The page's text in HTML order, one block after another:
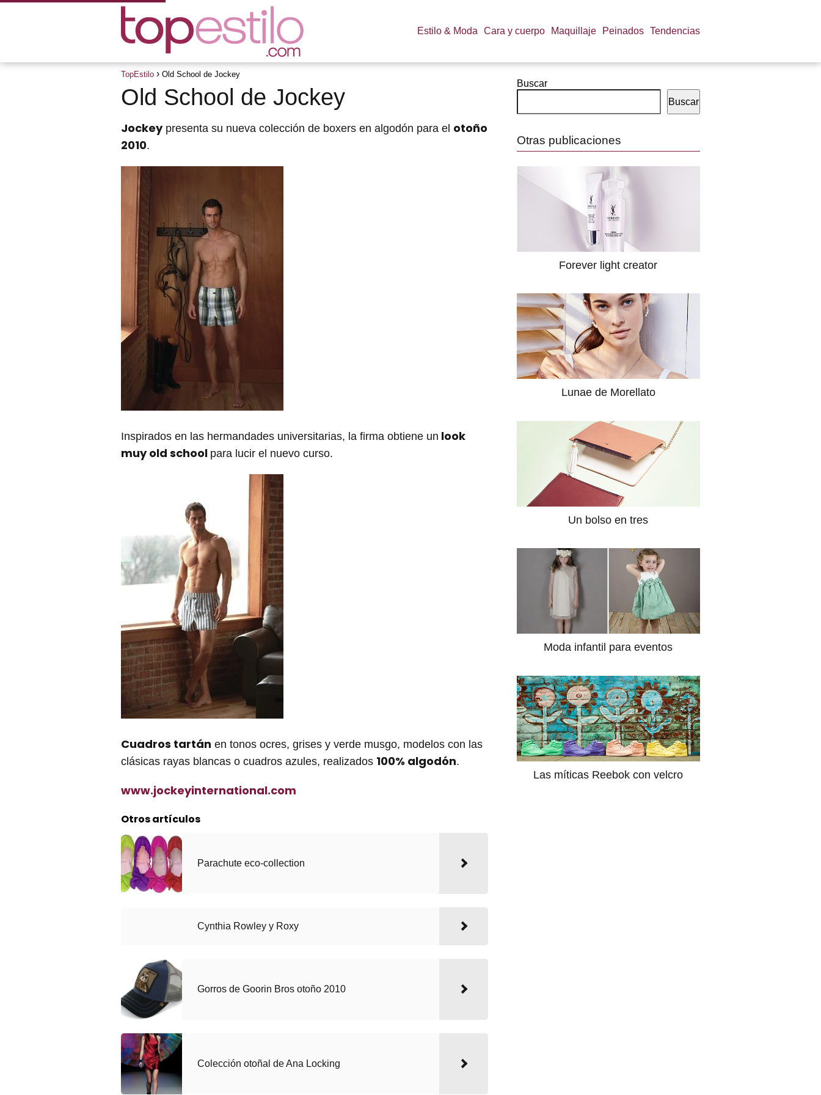
Estilo & Moda Cara y cuerpo Maquillaje Peinados Tendencias
TopEstilo Old School de Jockey
Old School de Jockey
Jockeypresenta su nueva colección de boxers en algodón para el otoño
2010.
Inspirados en las hermandades universitarias, la firma obtiene un look
muy old school para lucir el nuevo curso.
Cuadros tartán en tonos ocres, grises y verde musgo, modelos con las
clásicas rayas blancas o cuadros azules, realizados 100% algodón.
www.jockeyinternational.com
Otros artículos
Parachute eco-collection
Cynthia Rowley y Roxy
Gorros de Goorin Bros otoño 2010
Colección otoñal de Ana Locking
Buscar
Buscar
Otras publicaciones
Forever light creator
Lunae de Morellato
Un bolso en tres
Moda infantil para eventos
Las míticas Reebok con velcro